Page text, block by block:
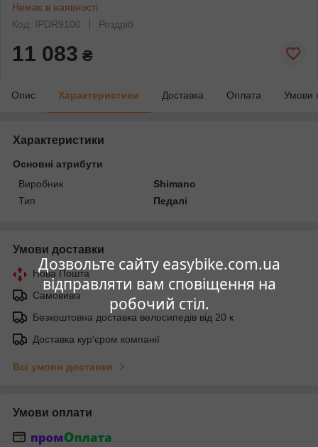
Дозвольте сайту easybike.com.ua
відправляти вам сповіщення на
робочий стіл.
Немає в наявності
Код: IPDR9100
Роздріб
11 083 ₴
Опис Характеристики Доставка Оплата Умови
Характеристики
Основні атрибути
Виробник
Shimano
Тип
Педалі
Умови доставки
Нова Пошта
Самовивіз
Безкоштовна доставка велосипедів від 20 к
Доставка кур'єром компанії
Всі умови доставки
Умови оплати